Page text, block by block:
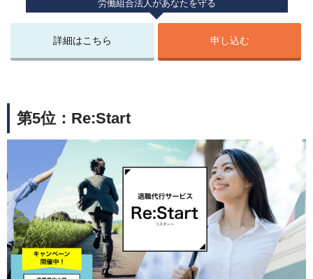
労働組合法人があなたを守る
詳細はこちら 申し込む
第5位：Re:Start